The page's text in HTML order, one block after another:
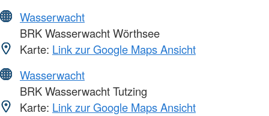
Wasserwacht
BRK Wasserwacht Wörthsee
Karte: Link zur Google Maps Ansicht
Wasserwacht
BRK Wasserwacht Tutzing
Karte: Link zur Google Maps Ansicht